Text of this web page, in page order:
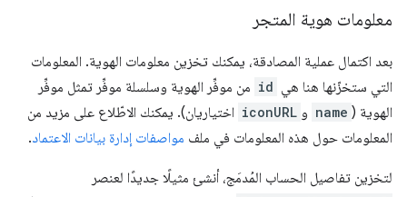
معلومات هوية المتجر
بعد اكتمال عملية المصادقة، يمكنك تخزين معلومات الهوية. المعلومات
التي ستخزّنها هنا هي id من موفِّر الهوية وسلسلة موفِّر تمثل موفِّر
الهوية ( name و iconURL اختياريان). يمكنك الاطّلاع على مزيد من
المعلومات حول هذه المعلومات في ملف مواصفات إدارة بيانات الاعتماد.
لتخزين تفاصيل الحساب المُدمَج، أنشئ مثيلًا جديدًا لعنصر